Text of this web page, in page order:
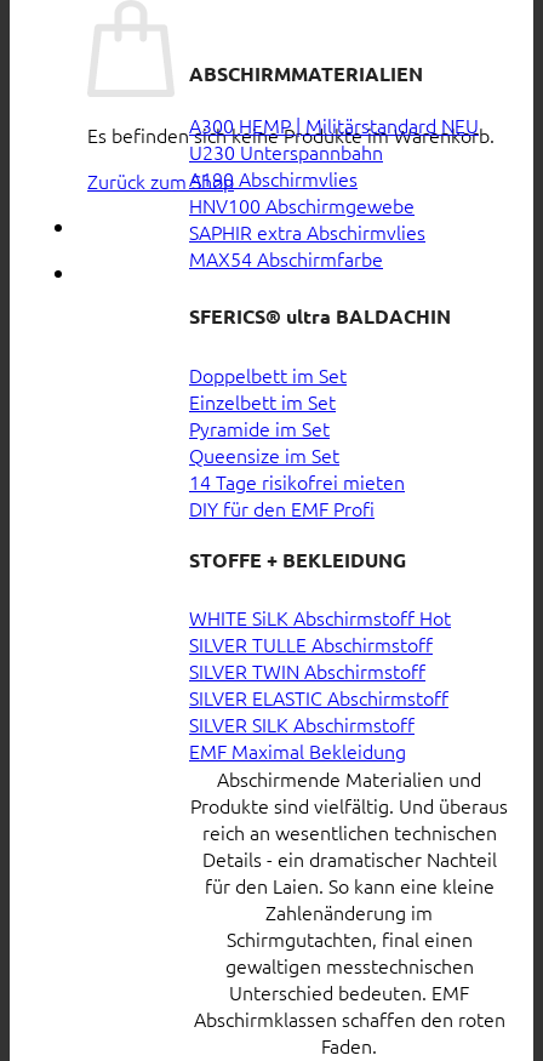
Es befinden sich keine Produkte im Warenkorb.
Zurück zum Shop
ABSCHIRMMATERIALIEN
A300 HEMP | Militärstandard
U230 Unterspannbahn
A190 Abschirmvlies
HNV100 Abschirmgewebe
SAPHIR extra Abschirmvlies
MAX54 Abschirmfarbe
SFERICS® ultra BALDACHIN
Doppelbett im Set
Einzelbett im Set
Pyramide im Set
Queensize im Set
14 Tage risikofrei mieten
DIY für den EMF Profi
STOFFE + BEKLEIDUNG
WHITE SiLK Abschirmstoff
SILVER TULLE Abschirmstoff
SILVER TWIN Abschirmstoff
SILVER ELASTIC Abschirmstoff
SILVER SILK Abschirmstoff
EMF Maximal Bekleidung
Abschirmende Materialien und
Produkte sind vielfältig. Und überaus
reich an wesentlichen technischen
Details - ein dramatischer Nachteil
für den Laien. So kann eine kleine
Zahlenänderung im
Schirmgutachten, final einen
gewaltigen messtechnischen
Unterschied bedeuten. EMF
Abschirmklassen schaffen den roten
Faden.